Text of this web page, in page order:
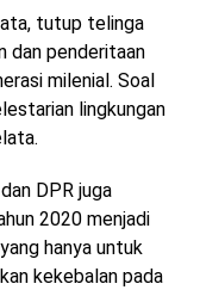
tutup telinga
dan penderitaan
milenial. Soal
lingkungan
DPR juga
2020 menjadi
hanya untuk
kekebalan pada